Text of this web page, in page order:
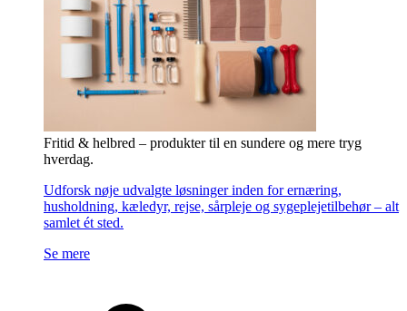
Fritid & helbred – produkter til en sundere og mere tryg
hverdag.
Udforsk nøje udvalgte løsninger inden for ernæring,
husholdning, kæledyr, rejse, sårpleje og sygeplejetilbehør – alt
samlet ét sted.
Se mere